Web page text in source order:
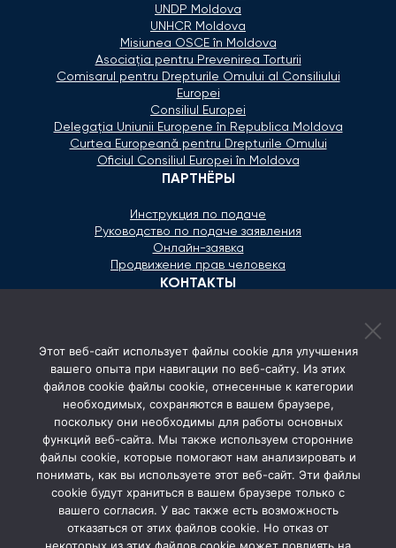
UNDP Moldova
UNHCR Moldova
Misiunea OSCE în Moldova
Asociaţia pentru Prevenirea Torturii
Comisarul pentru Drepturile Omului al Consiliului
Europei
Consiliul Europei
Delegaţia Uniunii Europene în Republica Moldova
Curtea Europeană pentru Drepturile Omului
Oficiul Consiliul Europei în Moldova
ПАРТНЁРЫ
Инструкция по подаче
Руководство по подаче заявления
Онлайн-заявка
Продвижение прав человека
КОНТАКТЫ
secretariat@ombudsman.md
Улица Каля Ешилор 11/3, Кишинёв
Понедельник - Пятница: 08:00 - 17:00
СОЦ. СЕТИ
Этот веб-сайт использует файлы cookie для улучшения
вашего опыта при навигации по веб-сайту. Из этих
файлов cookie файлы cookie, отнесенные к категории
необходимых, сохраняются в вашем браузере,
поскольку они необходимы для работы основных
функций веб-сайта. Мы также используем сторонние
файлы cookie, которые помогают нам анализировать и
понимать, как вы используете этот веб-сайт. Эти файлы
cookie будут храниться в вашем браузере только с
вашего согласия. У вас также есть возможность
отказаться от этих файлов cookie. Но отказ от